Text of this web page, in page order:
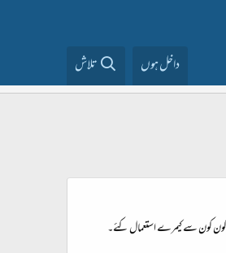
داخل ہوں تلاش
کون کون سے کیمرے استعمال کئے۔